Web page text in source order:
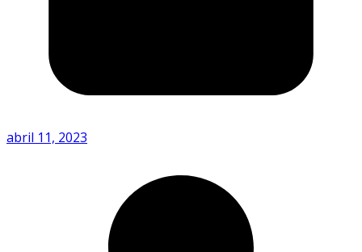
abril 11, 2023